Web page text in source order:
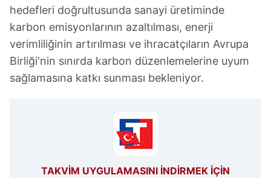
hedefleri doğrultusunda sanayi üretiminde
karbon emisyonlarının azaltılması, enerji
verimliliğinin artırılması ve ihracatçıların Avrupa
Birliği'nin sınırda karbon düzenlemelerine uyum
sağlamasına katkı sunması bekleniyor.
TAKVİM UYGULAMASINI İNDİRMEK İÇİN